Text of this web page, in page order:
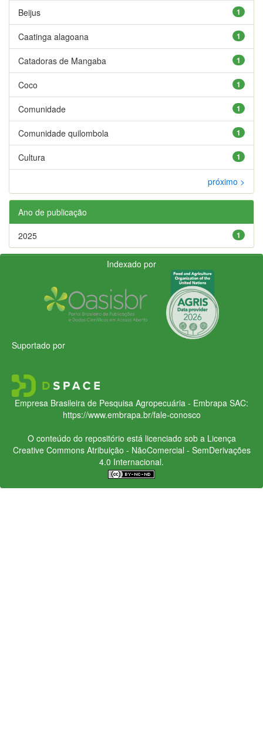
1
Beijus
1
Caatinga alagoana
1
Catadoras de Mangaba
1
Coco
1
Comunidade
1
Comunidade quilombola
1
Cultura
próximo >
Ano de publicação
1
2025
Indexado por
Suportado por
Empresa Brasileira de Pesquisa Agropecuária - Embrapa SAC:
https://www.embrapa.br/fale-conosco
O conteúdo do repositório está licenciado sob a Licença
Creative CommonsAtribuição - NãoComercial - SemDerivações
4.0 Internacional.